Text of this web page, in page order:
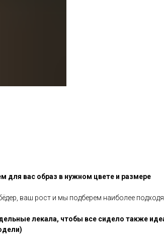
для вас образ в нужном цвете и размере
ваш рост и мы подберем наиболее
лекала, чтобы все сидело также